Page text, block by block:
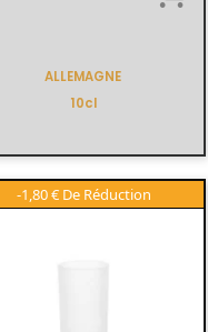
ALLEMAGNE
10cl
-1,80 €